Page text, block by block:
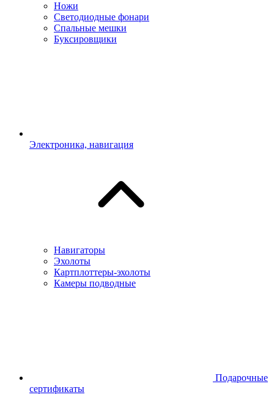
Ножи
Светодиодные фонари
Спальные мешки
Буксировщики
Электроника, навигация
Навигаторы
Эхолоты
Картплоттеры-эхолоты
Камеры подводные
Подарочные
сертификаты